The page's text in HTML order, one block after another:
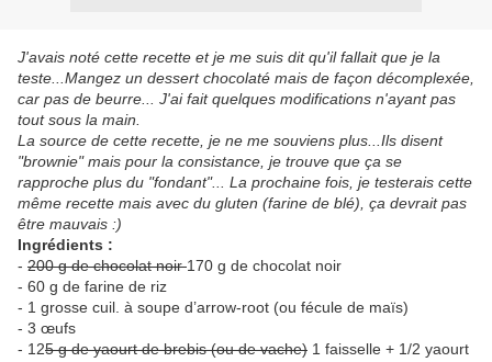
J'avais noté cette recette et je me suis dit qu'il fallait que je la
teste...Mangez un dessert chocolaté mais de façon décomplexée,
car pas de beurre... J'ai fait quelques modifications n'ayant pas
tout sous la main.
La source de cette recette, je ne me souviens plus...Ils disent
"brownie" mais pour la consistance, je trouve que ça se
rapproche plus du "fondant"... La prochaine fois, je testerais cette
même recette mais avec du gluten (farine de blé), ça devrait pas
être mauvais :)
Ingrédients :
- 200 g de chocolat noir170 g de chocolat noir
- 60 g de farine de riz
- 1 grosse cuil. à soupe d’arrow-root (ou fécule de maïs)
- 3 œufs
- 125 g de yaourt de brebis (ou de vache) 1 faisselle + 1/2 yaourt